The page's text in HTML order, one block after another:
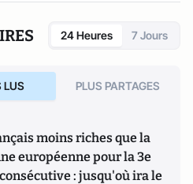
24 Heures 7 Jours
LUS PLUS PARTAGES
moins riches que la
européenne pour la 3e
: jusqu'où ira le